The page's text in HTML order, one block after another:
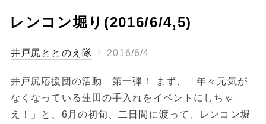
レンコン堀り(2016/6/4,5)
ととのえ隊
投
日:
2016/6/4
井戸尻応援団の活動 第一弾！ まず、「年々元気が
なくなっている蓮田の手入れをイベントにしちゃ
え！」と、6月の初旬、二日間に渡って、レンコン堀